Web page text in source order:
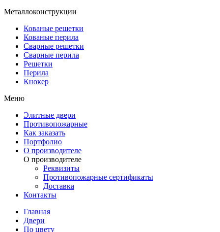
Металлоконструкции
Кованые решетки
Кованые перила
Сварные решетки
Сварные перила
Решетки
Перила
Кнокер
Меню
Элитные двери
Противопожарные
Как заказать
Портфолио
О производителе
О производителе
Реквизиты
Противопожарные сертификаты
Доставка
Контакты
Главная
Двери
По цвету